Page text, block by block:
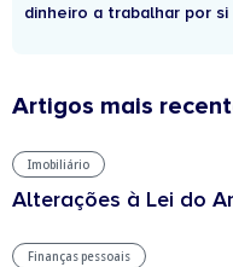
dinheiro a trabalhar por si
Artigos mais
Imobiliário
Alterações à Lei do
Finanças pessoais